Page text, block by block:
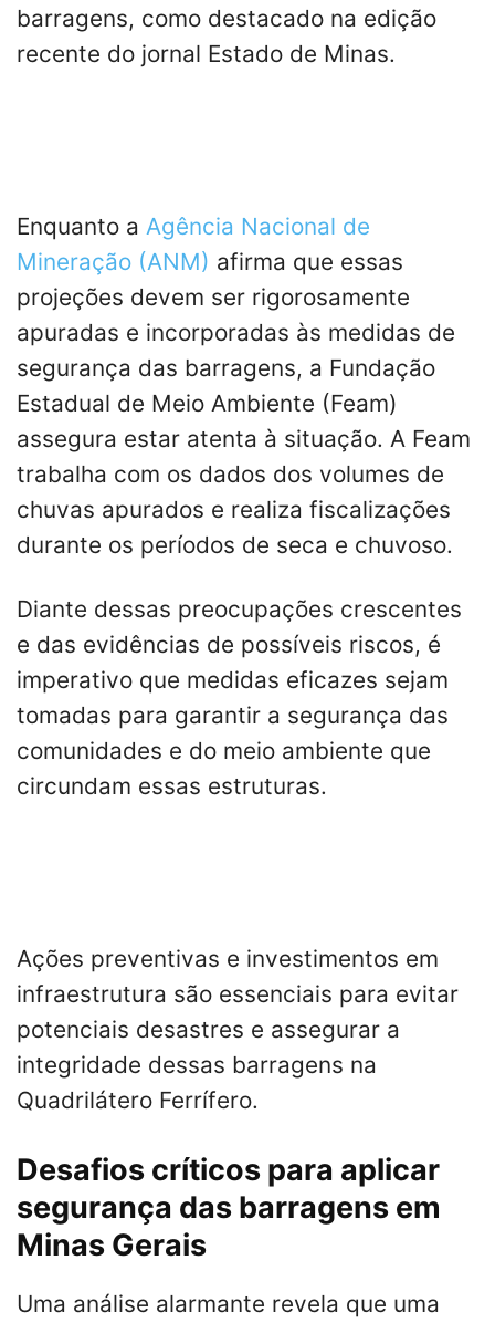
barragens, como destacado na edição
recente do jornal Estado de Minas.
Enquanto a Agência Nacional de
Mineração (ANM) afirma que essas
projeções devem ser rigorosamente
apuradas e incorporadas às medidas de
segurança das barragens, a Fundação
Estadual de Meio Ambiente (Feam)
assegura estar atenta à situação. A Feam
trabalha com os dados dos volumes de
chuvas apurados e realiza fiscalizações
durante os períodos de seca e chuvoso.
Diante dessas preocupações crescentes
e das evidências de possíveis riscos, é
imperativo que medidas eficazes sejam
tomadas para garantir a segurança das
comunidades e do meio ambiente que
circundam essas estruturas.
Ações preventivas e investimentos em
infraestrutura são essenciais para evitar
potenciais desastres e assegurar a
integridade dessas barragens na
Quadrilátero Ferrífero.
Desafios críticos para aplicar
segurança das barragens em
Minas Gerais
Uma análise alarmante revela que uma